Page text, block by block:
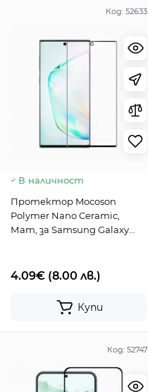
Код: 52633
В наличност
Протектор Mocoson
Polymer Nano Ceramic,
Мат, за Samsung Galaxy
4.09€ (8.00 лв.)
Купи
Код: 52747